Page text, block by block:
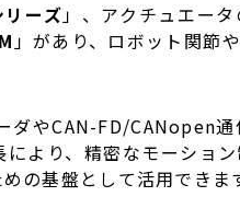
リーズ」、アクチュエータ
」があり、ロボット関節
やCAN-FD/CANopen
より、精密なモーショ
の基盤として活用できま